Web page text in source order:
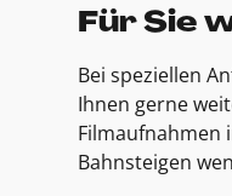
Für Sie
Bei speziellen
Ihnen gerne
Filmaufnahmen
Bahnsteigen